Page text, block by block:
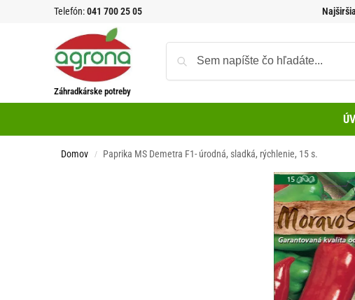
Telefón:041 700 25 05
Záhradkárske potreby
Domov / Paprika MS Demetra F1- úrodná, sladká, rýchlenie, 15 s.